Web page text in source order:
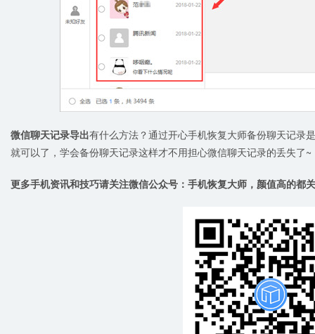
微信聊天记录导出有什么方法？通过开心手机恢复大师备份聊天记录
就可以了，学会备份聊天记录这样才不用担心微信聊天记录的丢失了~
更多手机资讯和技巧请关注微信公众号：手机恢复大师，颜值高的都